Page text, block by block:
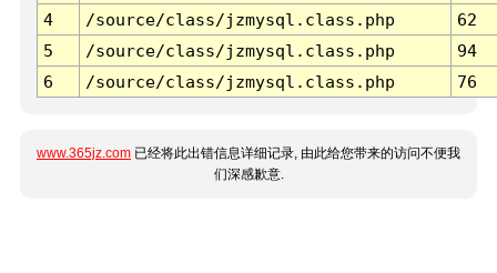
4
/source/class/jzmysql.class.php
62
5
/source/class/jzmysql.class.php
94
6
/source/class/jzmysql.class.php 76
www.365jz.com 已经将此出错信息详细记录, 由此给您带来的访问不便我
们深感歉意.